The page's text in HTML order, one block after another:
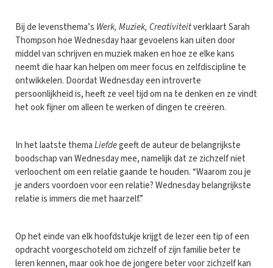
Bij de levensthema’s Werk, Muziek, Creativiteitverklaart Sarah
Thompson hoe Wednesday haar gevoelens kan uiten door
middel van schrijven en muziek maken en hoe ze elke kans
neemt die haar kan helpen om meer focus en zelfdiscipline te
ontwikkelen. Doordat Wednesday een introverte
persoonlijkheid is, heeft ze veel tijd om na te denken en ze vindt
het ook fijner om alleen te werken of dingen te creëren.
In het laatste themaLiefdegeeft de auteur de belangrijkste
boodschap van Wednesday mee, namelijk dat ze zichzelf niet
verloochent om een relatie gaande te houden. “Waarom zou je
je anders voordoen voor een relatie? Wednesday belangrijkste
relatie is immers die met haarzelf.”
Op het einde van elk hoofdstukje krijgt de lezer een tip of een
opdracht voorgeschoteld om zichzelf of zijn familie beter te
leren kennen, maar ook hoe de jongere beter voor zichzelf kan